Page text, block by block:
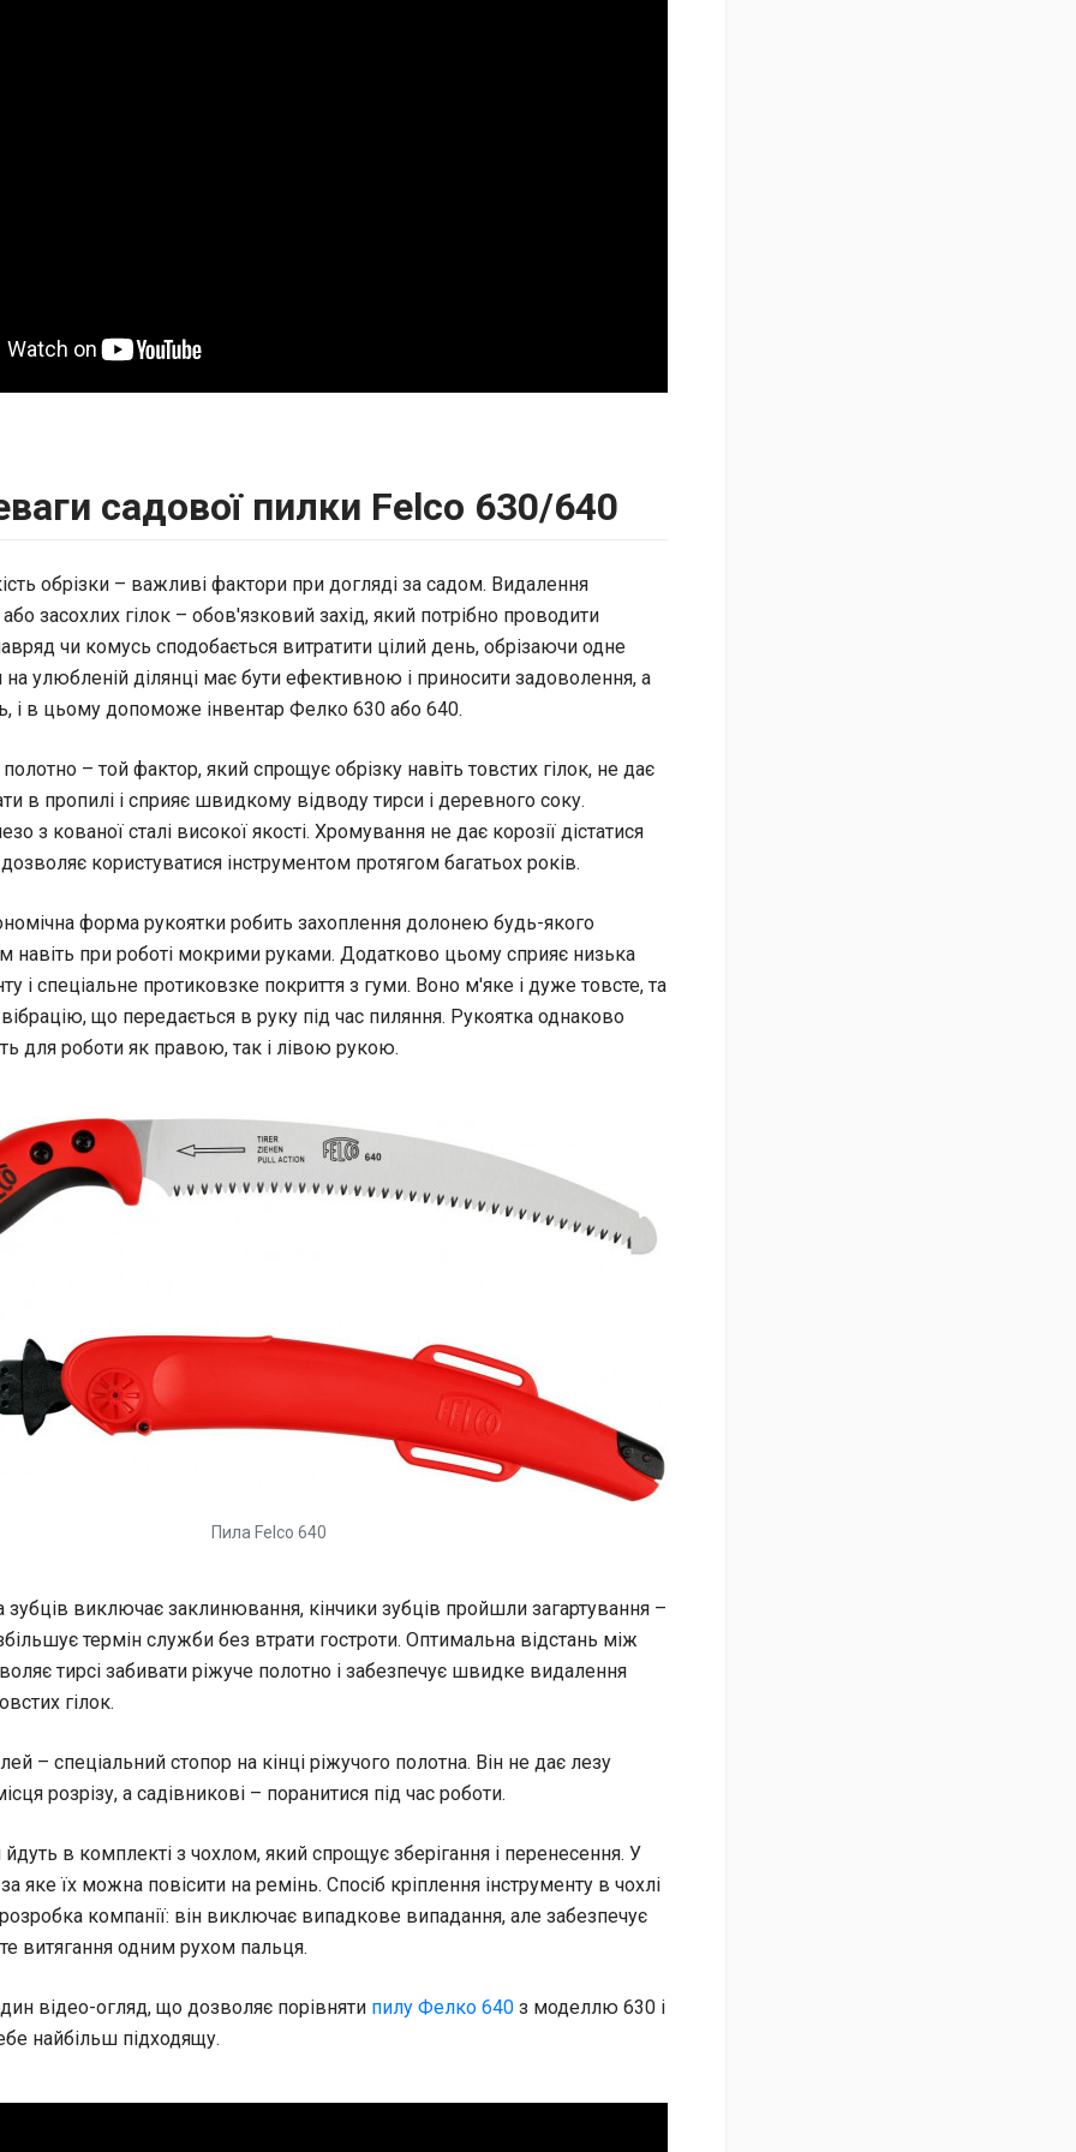
садової пилки Felco 630/640
обрізки – важливі фактори при догляді за садом. Видалення
засохлих гілок – обов'язковий захід, який потрібно проводити
чи комусь сподобається витратити цілий день, обрізаючи одне
улюбленій ділянці має бути ефективною і приносити задоволення, а
і в цьому допоможе інвентар Фелко 630 або 640.
полотно – той фактор, який спрощує обрізку навіть товстих гілок, не дає
в пропилі і сприяє швидкому відводу тирси і деревного соку.
з кованої сталі високої якості. Хромування не дає корозії дістатися
користуватися інструментом протягом багатьох років.
форма рукоятки робить захоплення долонею будь-якого
навіть при роботі мокрими руками. Додатково цьому сприяє низька
і спеціальне протиковзке покриття з гуми. Воно м'яке і дуже товсте, та
що передається в руку під час пиляння. Рукоятка однаково
для роботи як правою, так і лівою рукою.
Пила Felco 640
виключає заклинювання, кінчики зубців пройшли загартування –
термін служби без втрати гостроти. Оптимальна відстань між
тирсі забивати ріжуче полотно і забезпечує швидке видалення
гілок.
– спеціальний стопор на кінці ріжучого полотна. Він не дає лезу
розрізу, а садівникові – поранитися під час роботи.
в комплекті з чохлом, який спрощує зберігання і перенесення. У
за яке їх можна повісити на ремінь. Спосіб кріплення інструменту в чохлі
компанії: він виключає випадкове випадання, але забезпечує
витягання одним рухом пальця.
відео-огляд, що дозволяє порівняти пилу Фелко 640 з моделлю 630 і
найбільш підходящу.